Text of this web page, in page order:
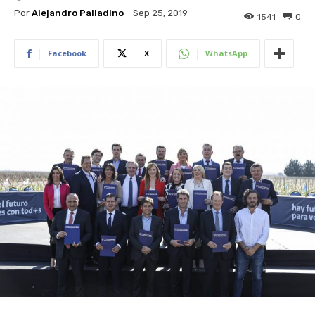
Por Alejandro Palladino Sep 25, 2019 0
1541
Facebook X WhatsApp